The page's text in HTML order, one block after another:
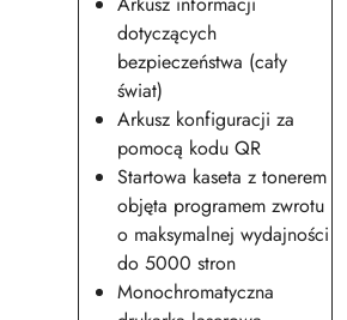
dotyczących
bezpieczeństwa (cały
świat)
Arkusz konfiguracji za
pomocą kodu QR
Startowa kaseta z tonerem
objęta programem zwrotu
o maksymalnej wydajności
do 5000 stron
Monochromatyczna